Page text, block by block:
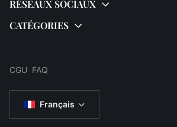
CGU FAQ
Français